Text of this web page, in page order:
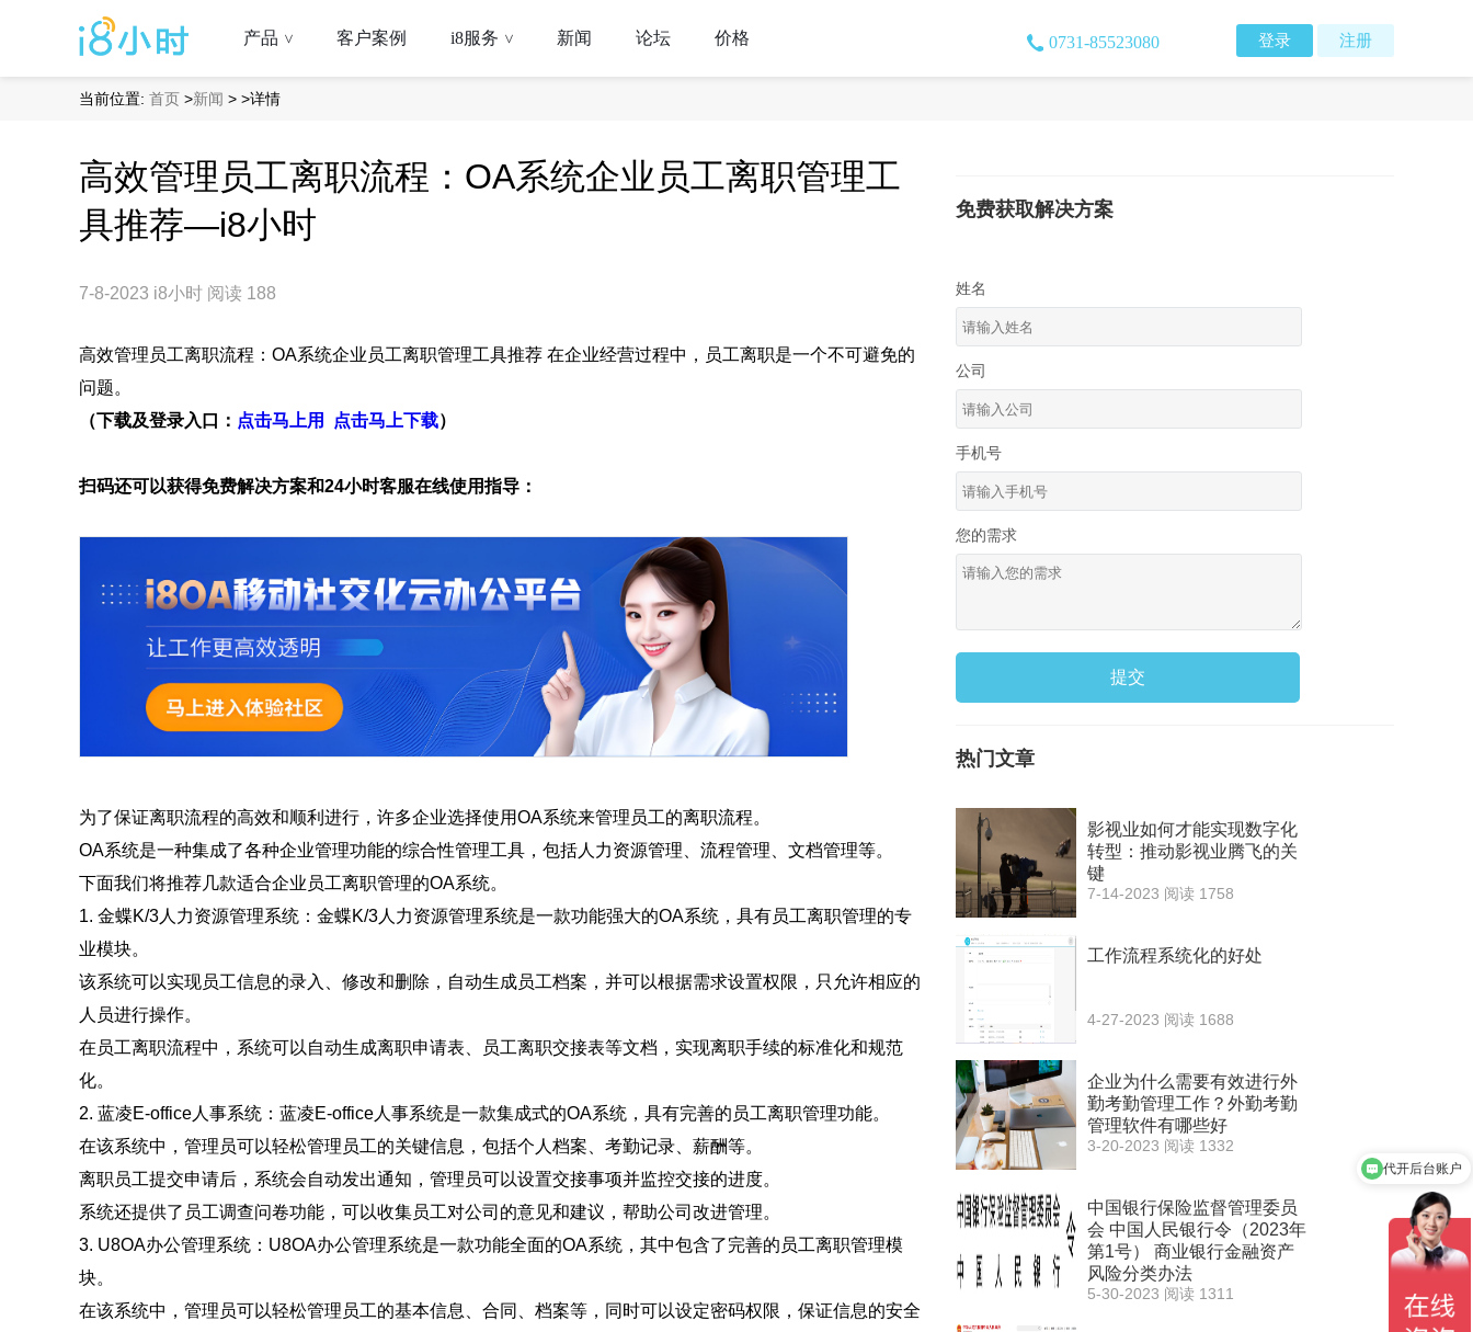
产品 > 客户案例 i8服务 > 新闻 论坛 价格 登录 注册
0731-85523080
当前位置: 首页 >新闻 > >详情
高效管理员工离职流程：OA系统企业员工离职管理工
具推荐—i8小时
7-8-2023 i8小时 阅读 188
高效管理员工离职流程：OA系统企业员工离职管理工具推荐 在企业经营过程中，员工离职是一个不可避免的
问题。
（下载及登录入口： 点击马上用 点击马上下载）
扫码还可以获得免费解决方案和24小时客服在线使用指导：
为了保证离职流程的高效和顺利进行，许多企业选择使用OA系统来管理员工的离职流程。
OA系统是一种集成了各种企业管理功能的综合性管理工具，包括人力资源管理、流程管理、文档管理等。
下面我们将推荐几款适合企业员工离职管理的OA系统。
1. 金蝶K/3人力资源管理系统：金蝶K/3人力资源管理系统是一款功能强大的OA系统，具有员工离职管理的专
业模块。
该系统可以实现员工信息的录入、修改和删除，自动生成员工档案，并可以根据需求设置权限，只允许相应的
人员进行操作。
在员工离职流程中，系统可以自动生成离职申请表、员工离职交接表等文档，实现离职手续的标准化和规范
化。
2. 蓝凌E-office人事系统：蓝凌E-office人事系统是一款集成式的OA系统，具有完善的员工离职管理功能。
在该系统中，管理员可以轻松管理员工的关键信息，包括个人档案、考勤记录、薪酬等。
离职员工提交申请后，系统会自动发出通知，管理员可以设置交接事项并监控交接的进度。
系统还提供了员工调查问卷功能，可以收集员工对公司的意见和建议，帮助公司改进管理。
3. U8OA办公管理系统：U8OA办公管理系统是一款功能全面的OA系统，其中包含了完善的员工离职管理模
块。
在该系统中，管理员可以轻松管理员工的基本信息、合同、档案等，同时可以设定密码权限，保证信息的安全
免费获取解决方案
姓名
公司
手机号
您的需求
提交
热门文章
影视业如何才能实现数字化
转型：推动影视业腾飞的关
键
7-14-2023 阅读 1758
工作流程系统化的好处
4-27-2023 阅读 1688
企业为什么需要有效进行外
勤考勤管理工作？外勤考勤
管理软件有哪些好
3-20-2023 阅读 1332
中国银行保险监督管理委员
会 中国人民银行令（2023年
第1号） 商业银行金融资产
风险分类办法
5-30-2023 阅读 1311
代开后台账户